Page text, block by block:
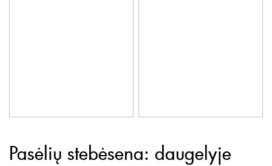
Pasėlių stebėsena: daugelyje